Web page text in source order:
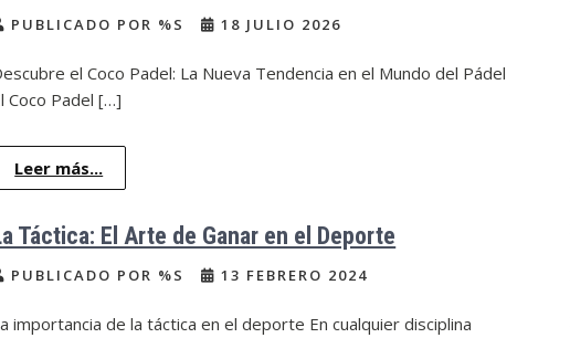
PUBLICADO POR %S 18 JULIO 2026
el Coco Padel: La Nueva Tendencia en el Mundo del Pádel
Coco Padel […]
Leer más...
Táctica: El Arte de Ganar en el Deporte
PUBLICADO POR %S 13 FEBRERO 2024
importancia de la táctica en el deporte En cualquier disciplina